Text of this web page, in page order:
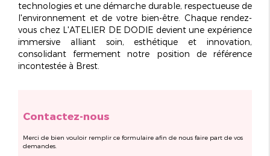
technologies et une démarche durable, respectueuse de
l'environnement et de votre bien-être. Chaque rendez-
vous chez L'ATELIER DE DODIE devient une expérience
immersive alliant soin, esthétique et innovation,
consolidant fermement notre position de référence
incontestée à Brest.
Contactez-nous
Merci de bien vouloir remplir ce formulaire afin de nous faire part de vos
demandes.